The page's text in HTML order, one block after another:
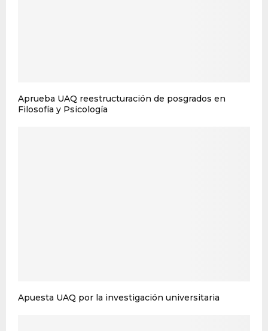
Aprueba UAQ reestructuración de posgrados en
Filosofía y Psicología
Apuesta UAQ por la investigación universitaria